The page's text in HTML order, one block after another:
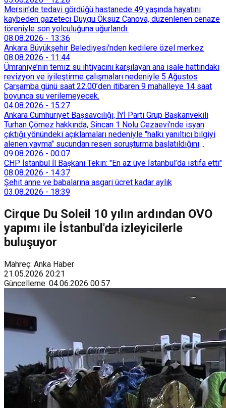
Mersin'de tedavi gördüğü hastanede 49 yaşında hayatını
kaybeden gazeteci Duygu Öksüz Canova, düzenlenen cenaze
töreniyle son yolculuğuna uğurlandı.
08.08.2026 - 13:36
Ankara Büyükşehir Belediyesi'nden kedilere özel merkez
08.08.2026 - 11:44
Ümraniye’nin temiz su ihtiyacını karşılayan ana isale hattındaki
revizyon ve iyileştirme çalışmaları nedeniyle 5 Ağustos
Çarşamba günü saat 22.00’den itibaren 9 mahalleye 14 saat
boyunca su verilemeyecek.
04.08.2026 - 15:27
Ankara Cumhuriyet Başsavcılığı, İYİ Parti Grup Başkanvekili
Turhan Çömez hakkında, Sincan 1 Nolu Cezaevi'nde isyan
çıktığı yönündeki açıklamaları nedeniyle "halkı yanıltıcı bilgiyi
alenen yayma" suçundan resen soruşturma başlatıldığını
duyurdu.
09.08.2026 - 00:07
CHP İstanbul İl Başkanı Tekin: "En az üye İstanbul’da istifa etti"
08.08.2026 - 14:37
Şehit anne ve babalarına asgari ücret kadar aylık
03.08.2026 - 18:39
Cirque Du Soleil 10 yılın ardından OVO
yapımı ile İstanbul'da izleyicilerle
buluşuyor
Mahreç: Anka Haber
21.05.2026 20:21
Güncelleme: 04.06.2026 00:57